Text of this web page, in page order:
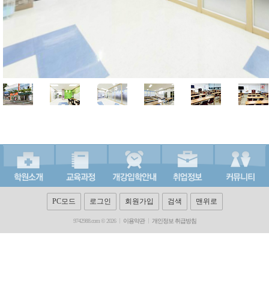
PC모드 로그인 회원가입 검색 맨위로
9742988.com © 2026 이용약관 개인정보 취급방침